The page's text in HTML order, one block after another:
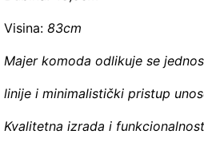
Visina:83cm
Majer komoda odlikuje se
linije i minimalistički pristup
Kvalitetna izrada i